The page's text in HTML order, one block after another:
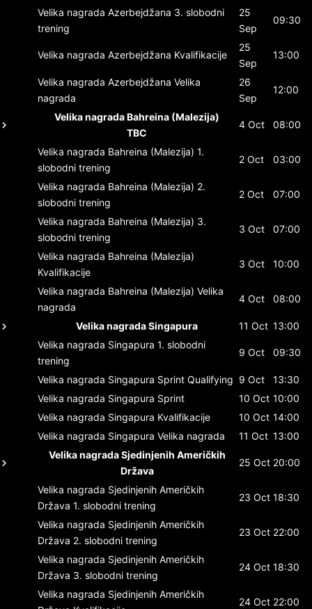
Velika nagrada Azerbejdžana 3. slobodni
trening
25
Sep
09:30
Velika nagrada Azerbejdžana Kvalifikacije
25
Sep
13:00
Velika nagrada Azerbejdžana Velika
nagrada
26
Sep
12:00
Velika nagrada Bahreina (Malezija)
TBC
4 Oct 08:00
Velika nagrada Bahreina (Malezija) 1.
slobodni trening
2 Oct 03:00
Velika nagrada Bahreina (Malezija) 2.
slobodni trening
2 Oct 07:00
Velika nagrada Bahreina (Malezija) 3.
slobodni trening
3 Oct 07:00
Velika nagrada Bahreina (Malezija)
Kvalifikacije
3 Oct 10:00
Velika nagrada Bahreina (Malezija) Velika
nagrada
4 Oct 08:00
Velika nagrada Singapura 11 Oct 13:00
Velika nagrada Singapura 1. slobodni
trening
9 Oct 09:30
Velika nagrada Singapura Sprint Qualifying 9 Oct
13:30
Velika nagrada Singapura Sprint 10 Oct 10:00
Velika nagrada Singapura Kvalifikacije 10 Oct 14:00
Velika nagrada Singapura Velika nagrada 11 Oct 13:00
Velika nagrada Sjedinjenih Američkih
Država
25 Oct 20:00
Velika nagrada Sjedinjenih Američkih
Država 1. slobodni trening
23 Oct 18:30
Velika nagrada Sjedinjenih Američkih
Država 2. slobodni trening
23 Oct 22:00
Velika nagrada Sjedinjenih Američkih
Država 3. slobodni trening
24 Oct 18:30
Velika nagrada Sjedinjenih Američkih
24 Oct 22:00